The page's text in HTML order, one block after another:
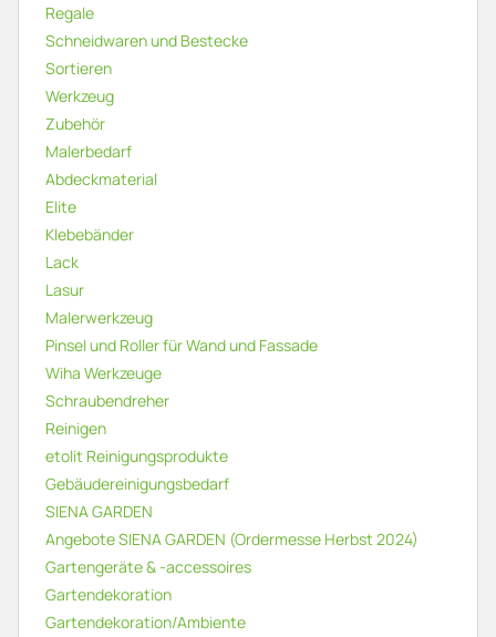
Regale
Schneidwaren und Bestecke
Sortieren
Werkzeug
Zubehör
Malerbedarf
Abdeckmaterial
Elite
Klebebänder
Lack
Lasur
Malerwerkzeug
Pinsel und Roller für Wand und Fassade
Wiha Werkzeuge
Schraubendreher
Reinigen
etolit Reinigungsprodukte
Gebäudereinigungsbedarf
SIENA GARDEN
Angebote SIENA GARDEN (Ordermesse Herbst 2024)
Garten­geräte & -acces­soires
Gartendekoration
Gartendekoration/Ambiente